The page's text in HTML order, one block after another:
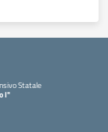
Statale
I"